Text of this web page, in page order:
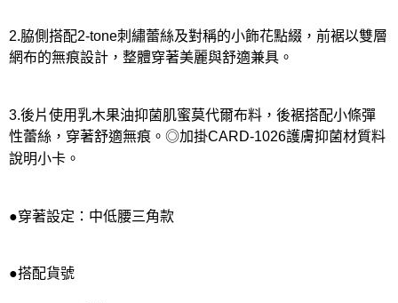
2.脇側搭配2-tone刺繡蕾絲及對稱的小飾花點綴，前裾以雙層
網布的無痕設計，整體穿著美麗與舒適兼具。
3.後片使用乳木果油抑菌肌蜜莫代爾布料，後裾搭配小條彈
性蕾絲，穿著舒適無痕。◎加掛CARD-1026護膚抑菌材質料
說明小卡。
●穿著設定：中低腰三角款
●搭配貨號